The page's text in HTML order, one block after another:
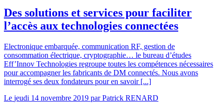
Des solutions et services pour faciliter
l’accès aux technologies connectées
Electronique embarquée, communication RF, gestion de
consommation électrique, cryptographie… le bureau d’études
Eff’Innov Technologies regroupe toutes les compétences nécessaires
pour accompagner les fabricants de DM connectés. Nous avons
interrogé ses deux fondateurs pour en savoir [...]
Le jeudi 14 novembre 2019 parPatrick RENARD